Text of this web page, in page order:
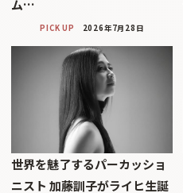
ム…
PICK UP 2026年7月28日
世界を魅了するパーカッショ
ニスト 加藤訓子がライヒ生誕